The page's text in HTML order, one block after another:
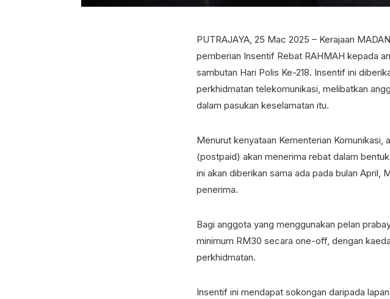
PUTRAJAYA, 25 Mac 2025 – Kerajaan
pemberian Insentif Rebat RAHMAH kepada
sambutan Hari Polis Ke-218. Insentif ini
perkhidmatan telekomunikasi, melibatkan
dalam pasukan keselamatan itu.
Menurut kenyataan Kementerian
(postpaid) akan menerima rebat dalam
ini akan diberikan sama ada pada bulan April,
penerima.
Bagi anggota yang menggunakan pelan
minimum RM30 secara one-off, dengan
perkhidmatan.
Insentif ini mendapat sokongan daripada